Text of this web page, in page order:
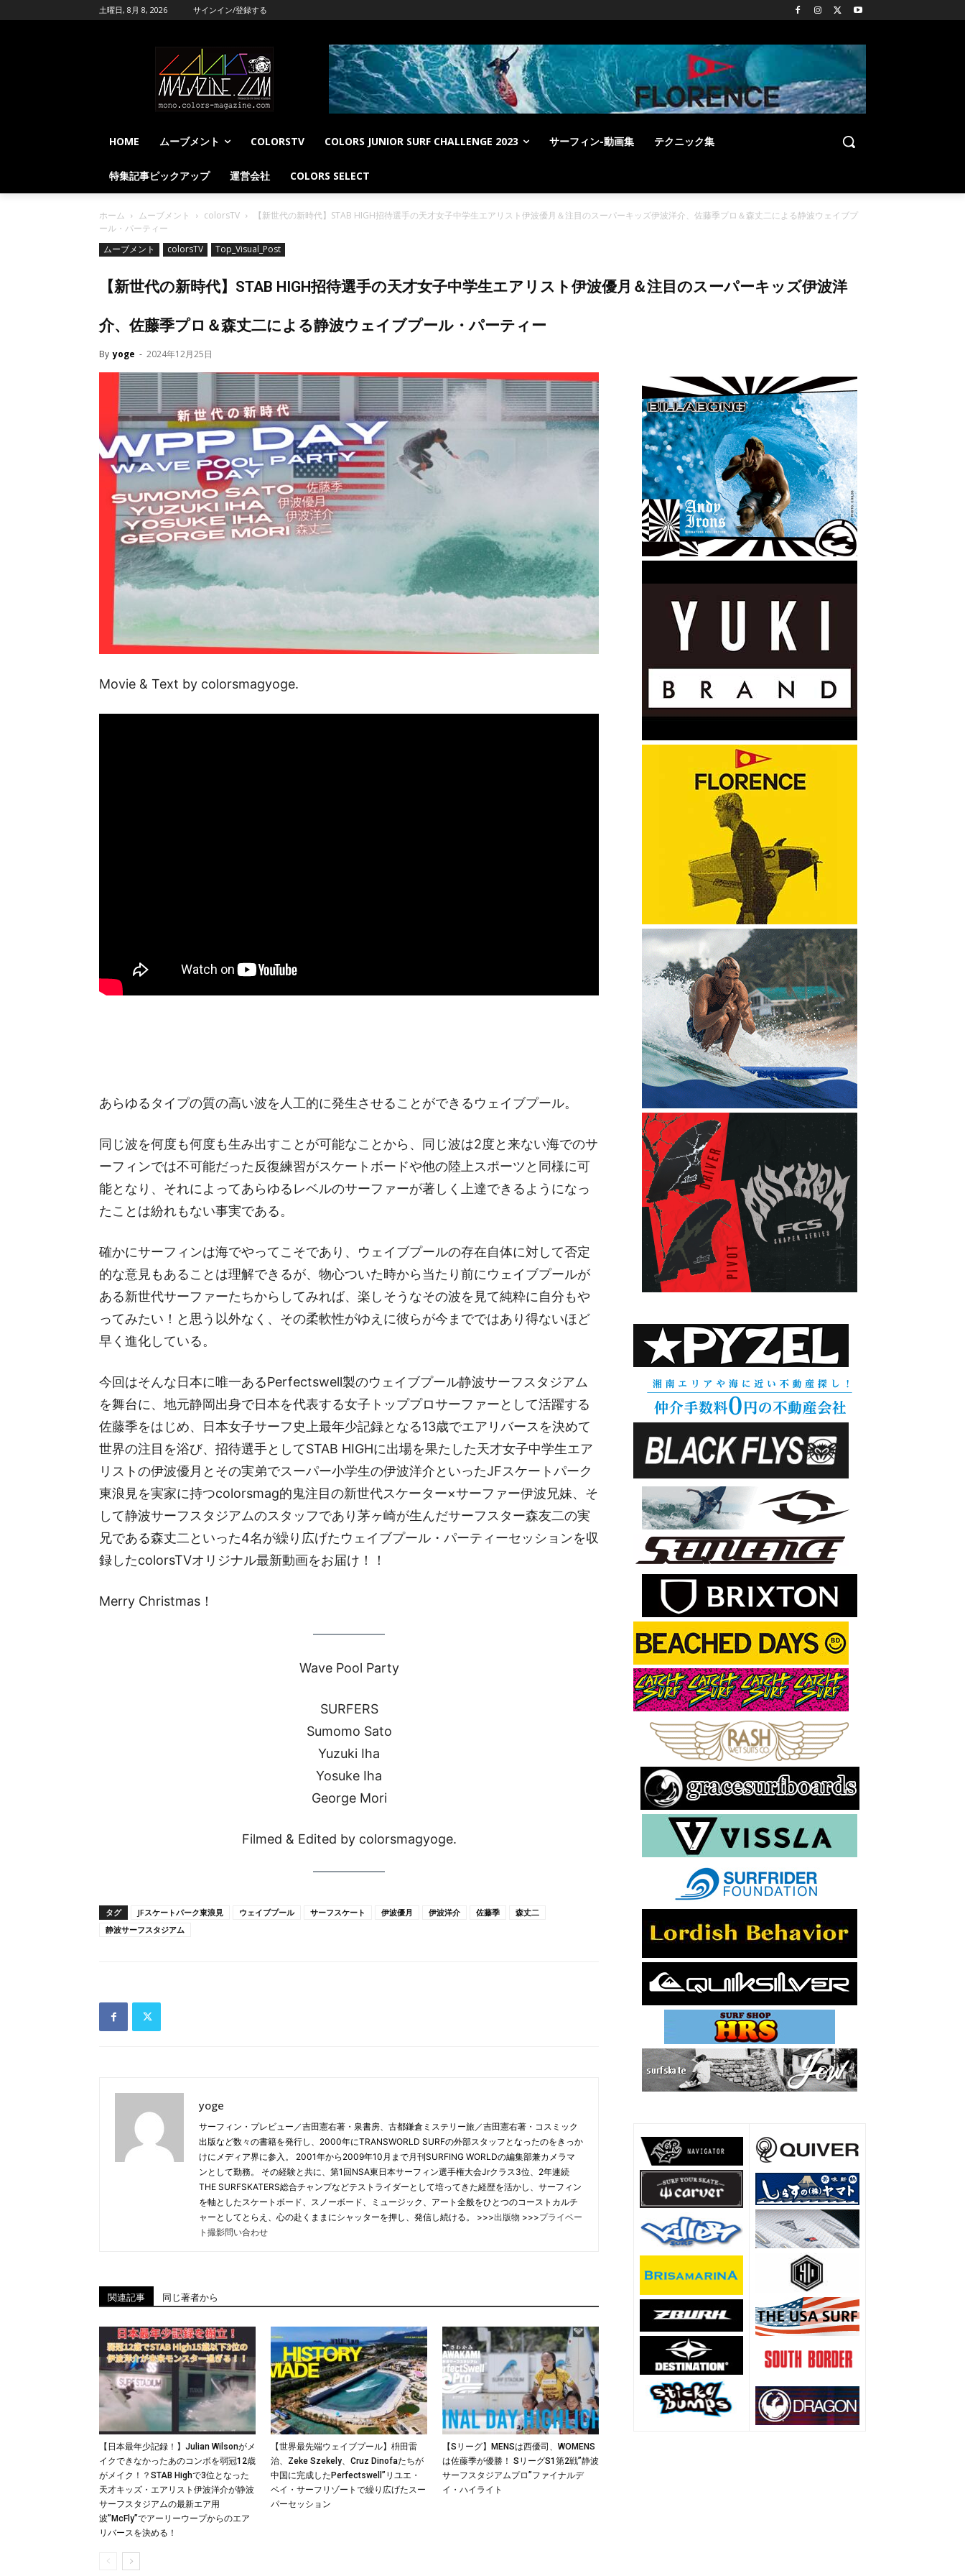
土曜日, 8月 8, 2026 サインイン/登録する
HOME ムーブメント COLORSTV COLORS JUNIOR SURF CHALLENGE 2023 サーフィン-動画集 テクニック集
特集記事ピックアップ 運営会社 COLORS SELECT
ホーム ムーブメント colorsTV
【新世代の新時代】STAB HIGH招待選手の天才女子中学生エアリスト伊波優月＆注目のスーパーキッズ伊波洋介、佐藤季プロ＆森丈二による静波ウェイブプ
ール・パーティー
ムーブメント
colorsTV Top_Visual_Post
【新世代の新時代】STAB HIGH招待選手の天才女子中学生エアリスト伊波優月＆注目のスーパーキッズ伊波洋
介、佐藤季プロ＆森丈二による静波ウェイブプール・パーティー
By yoge - 2024年12月25日
Movie & Text by colorsmagyoge.
あらゆるタイプの質の高い波を人工的に発生させることができるウェイブプール。
同じ波を何度も何度も生み出すことが可能なことから、同じ波は2度と来ない海でのサ
ーフィンでは不可能だった反復練習がスケートボードや他の陸上スポーツと同様に可
能となり、それによってあらゆるレベルのサーファーが著しく上達できるようになっ
たことは紛れもない事実である。
確かにサーフィンは海でやってこそであり、ウェイブプールの存在自体に対して否定
的な意見もあることは理解できるが、物心ついた時から当たり前にウェイブプールが
ある新世代サーファーたちからしてみれば、楽しそうなその波を見て純粋に自分もや
ってみたい！と思う以外なく、その柔軟性がゆえに彼らが今までではあり得ないほど
早く進化している。
今回はそんな日本に唯一あるPerfectswell製のウェイブプール静波サーフスタジアム
を舞台に、地元静岡出身で日本を代表する女子トッププロサーファーとして活躍する
佐藤季をはじめ、日本女子サーフ史上最年少記録となる13歳でエアリバースを決めて
世界の注目を浴び、招待選手としてSTAB HIGHに出場を果たした天才女子中学生エア
リストの伊波優月とその実弟でスーパー小学生の伊波洋介といったJFスケートパーク
東浪見を実家に持つcolorsmag的鬼注目の新世代スケーター×サーファー伊波兄妹、そ
して静波サーフスタジアムのスタッフであり茅ヶ崎が生んだサーフスター森友二の実
兄である森丈二といった4名が繰り広げたウェイブプール・パーティーセッションを収
録したcolorsTVオリジナル最新動画をお届け！！
Merry Christmas！
Wave Pool Party
SURFERS
Sumomo Sato
Yuzuki Iha
Yosuke Iha
George Mori
Filmed & Edited by colorsmagyoge.
タグ JFスケートパーク東浪見 ウェイブプール サーフスケート 伊波優月 伊波洋介 佐藤季
森丈二
静波サーフスタジアム
yoge
サーフィン・プレビュー／吉田憲右著・泉書房、古都鎌倉ミステリー旅／吉田憲右著・コスミック
出版など数々の書籍を発行し、2000年にTRANSWORLD SURFの外部スタッフとなったのをきっか
けにメディア界に参入。 2001年から2009年10月まで月刊SURFING WORLDの編集部兼カメラマ
ンとして勤務。 その経験と共に、第1回NSA東日本サーフィン選手権大会Jrクラス3位、2年連続
THE SURFSKATERS総合チャンプなどテストライダーとして培ってきた経歴を活かし、サーフィン
を軸としたスケートボード、スノーボード、ミュージック、アート全般をひとつのコーストカルチ
ャーとしてとらえ、心の赴くままにシャッターを押し、発信し続ける。 >>>出版物 >>>プライベー
ト撮影問い合わせ
関連記事 同じ著者から
【日本最年少記録！】Julian Wilsonがメ
イクできなかったあのコンボを弱冠12歳
がメイク！？STAB Highで3位となった
天才キッズ・エアリスト伊波洋介が静波
サーフスタジアムの最新エア用
波”McFly”でアーリーウープからのエア
リバースを決める！
【世界最先端ウェイブプール】枡田雷
治、Zeke Szekely、Cruz Dinofaたちが
中国に完成したPerfectswell”リユエ・
ベイ・サーフリゾートで繰り広げたスー
パーセッション
【Sリーグ】MENSは西優司、WOMENS
は佐藤季が優勝！ SリーグS1第2戦”静波
サーフスタジアムプロ”ファイナルデ
イ・ハイライト